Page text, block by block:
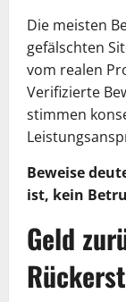
Die meisten
gefälschten
vom realen
Verifizierte
stimmen
Beweise
ist, kein
Geld